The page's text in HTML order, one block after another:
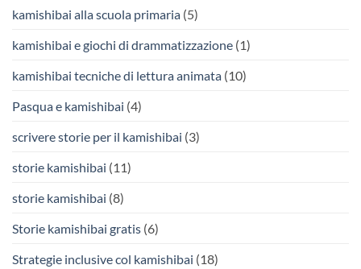
kamishibai alla scuola primaria (5)
kamishibai e giochi di drammatizzazione (1)
kamishibai tecniche di lettura animata (10)
Pasqua e kamishibai (4)
scrivere storie per il kamishibai (3)
storie kamishibai (11)
storie kamishibai (8)
Storie kamishibai gratis (6)
Strategie inclusive col kamishibai (18)